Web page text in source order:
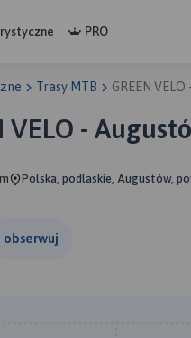
PRO
Trasy MTB GREEN
VELO -
Polska, podlaskie, Augustów,
obserwuj